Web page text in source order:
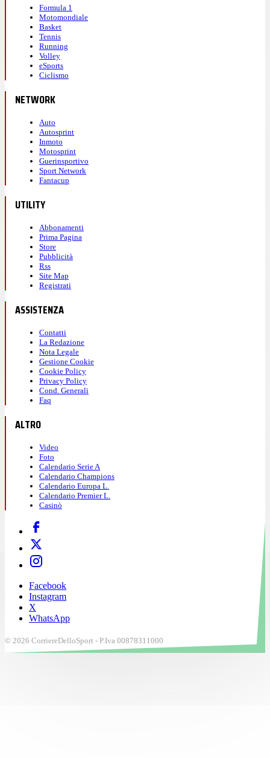
Formula 1
Motomondiale
Basket
Tennis
Running
Volley
eSports
Ciclismo
NETWORK
Auto
Autosprint
Inmoto
Motosprint
Guerinsportivo
Sport Network
Fantacup
UTILITY
Abbonamenti
Prima Pagina
Store
Pubblicità
Rss
Site Map
Registrati
ASSISTENZA
Contatti
La Redazione
Nota Legale
Gestione Cookie
Cookie Policy
Privacy Policy
Cond. Generali
Faq
ALTRO
Video
Foto
Calendario Serie A
Calendario Champions
Calendario Europa L.
Calendario Premier L.
Casinò
Facebook
Instagram
X
WhatsApp
© 2026 CorriereDelloSport - P.Iva 00878311000